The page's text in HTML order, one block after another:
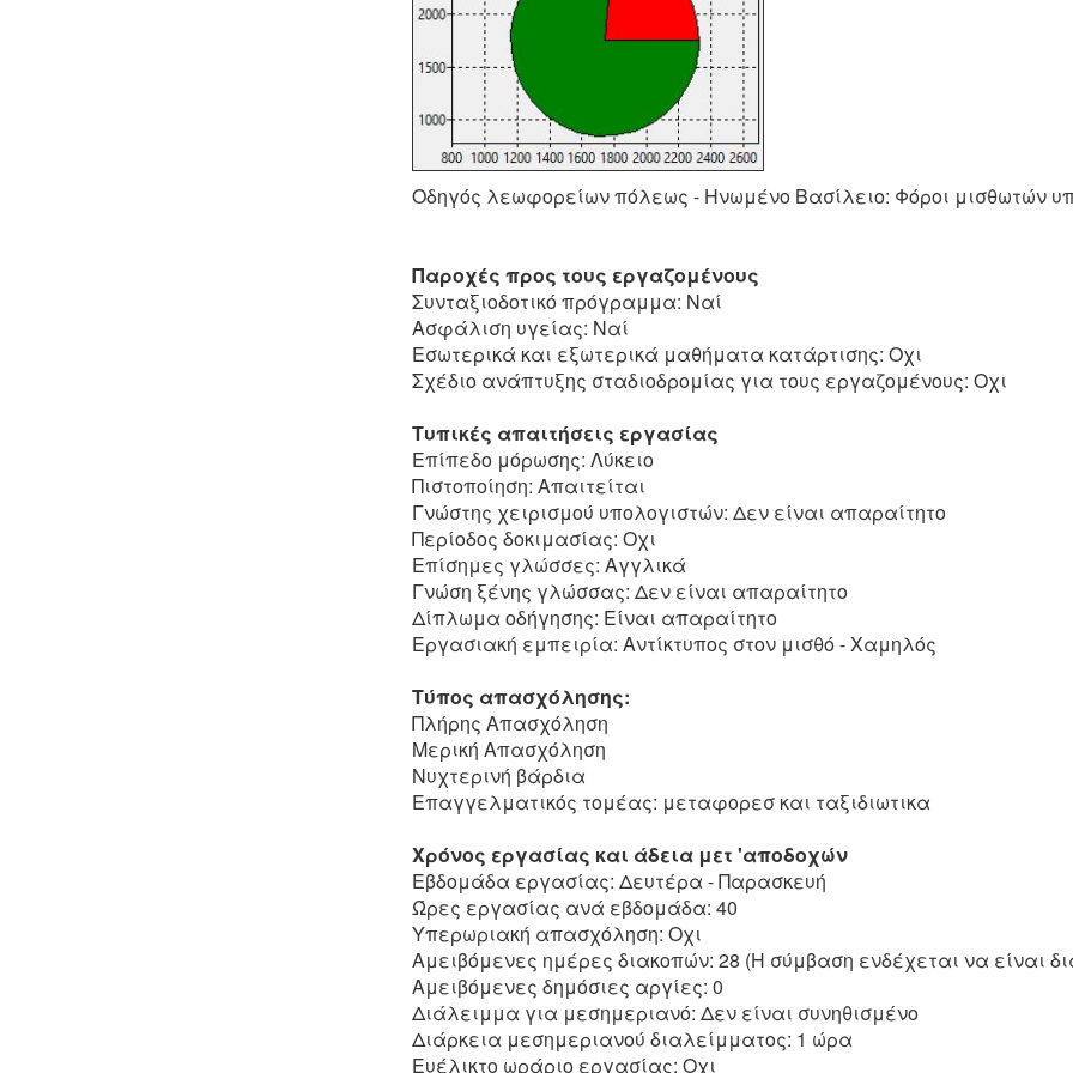
Οδηγός λεωφορείων πόλεως - Ηνωμένο Βασίλειο: Φόροι μισθωτών
Παροχές προς τους εργαζομένους
Συνταξιοδοτικό πρόγραμμα: Ναί
Ασφάλιση υγείας: Ναί
Εσωτερικά και εξωτερικά μαθήματα κατάρτισης: Οχι
Σχέδιο ανάπτυξης σταδιοδρομίας για τους εργαζομένους: Οχι
Τυπικές απαιτήσεις εργασίας
Επίπεδο μόρωσης: Λύκειο
Πιστοποίηση: Απαιτείται
Γνώστης χειρισμού υπολογιστών: Δεν είναι απαραίτητο
Περίοδος δοκιμασίας: Οχι
Επίσημες γλώσσες: Αγγλικά
Γνώση ξένης γλώσσας: Δεν είναι απαραίτητο
Δίπλωμα οδήγησης: Είναι απαραίτητο
Εργασιακή εμπειρία: Αντίκτυπος στον μισθό - Χαμηλός
Τύπος απασχόλησης:
Πλήρης Απασχόληση
Μερική Απασχόληση
Νυχτερινή βάρδια
Επαγγελματικός τομέας: μεταφορεσ και ταξιδιωτικα
Χρόνος εργασίας και άδεια μετ 'αποδοχών
Εβδομάδα εργασίας: Δευτέρα - Παρασκευή
Ώρες εργασίας ανά εβδομάδα: 40
Υπερωριακή απασχόληση: Οχι
Αμειβόμενες ημέρες διακοπών: 28 (Η σύμβαση ενδέχεται να είναι
Αμειβόμενες δημόσιες αργίες: 0
Διάλειμμα για μεσημεριανό: Δεν είναι συνηθισμένο
Διάρκεια μεσημεριανού διαλείμματος: 1 ώρα
Ευέλικτο ωράριο εργασίας: Οχι